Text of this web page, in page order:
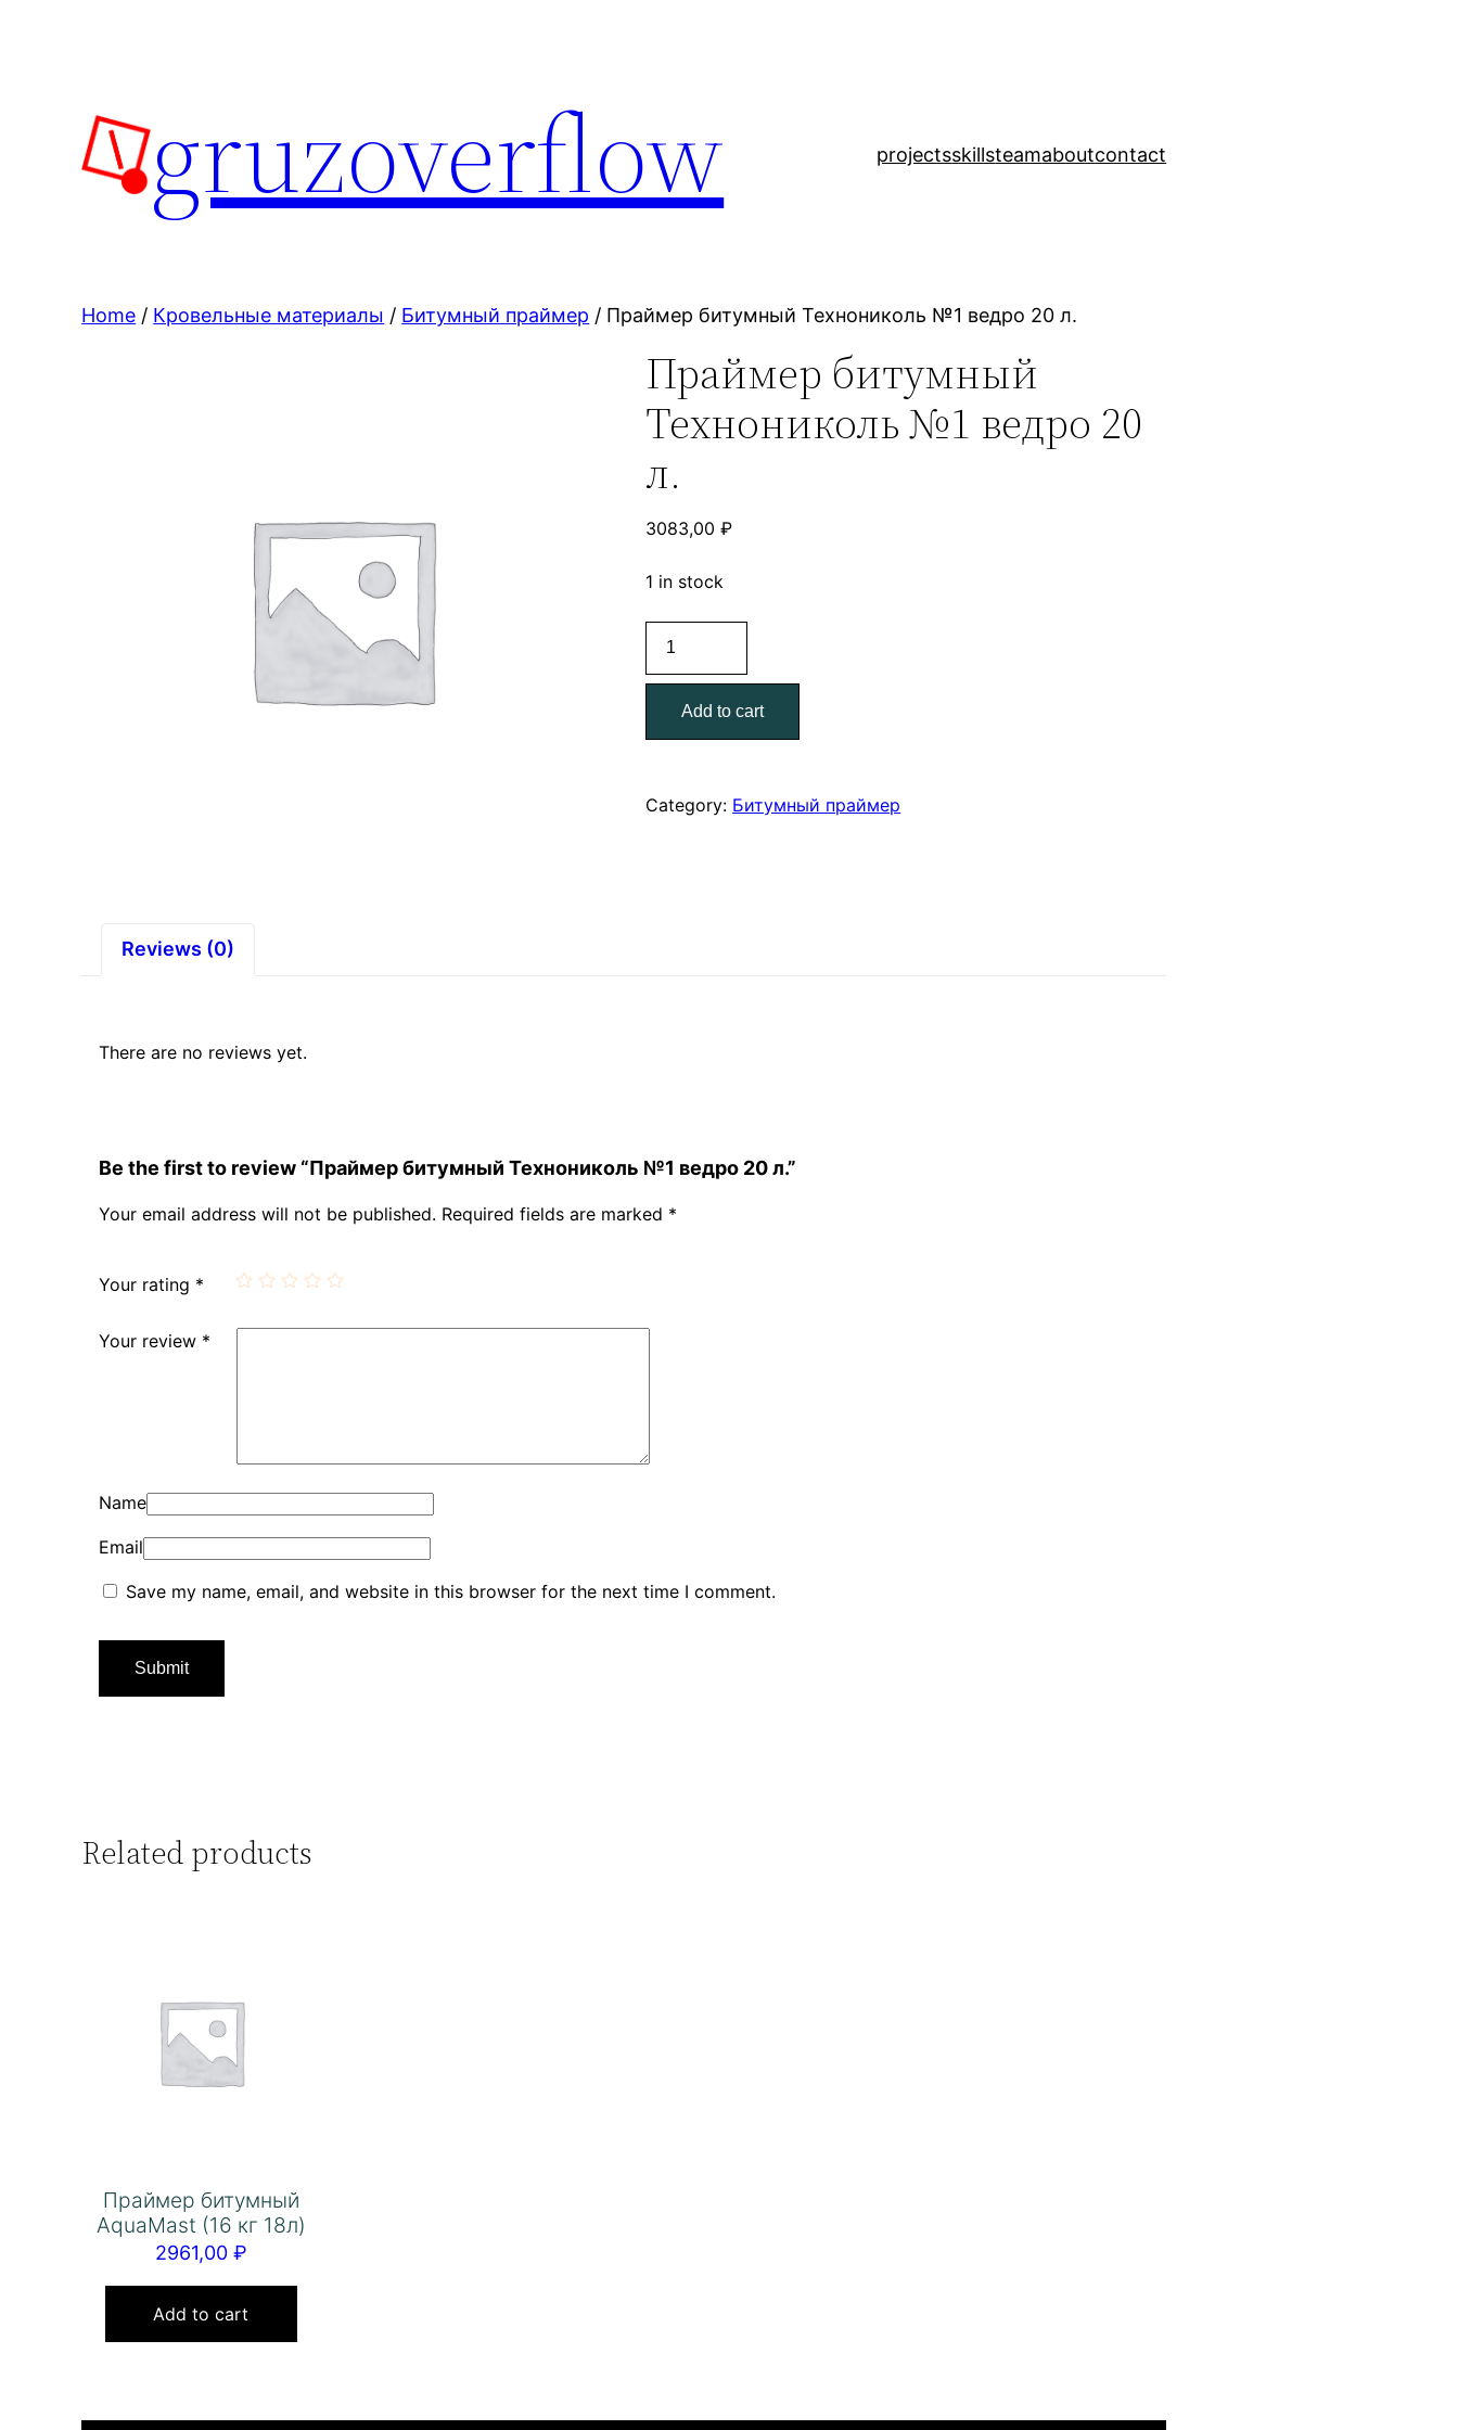
gruzoverflow projectsskillsteamaboutcontact
Home / Кровельные материалы / Битумный праймер / Праймер битумный Технониколь №1 ведро 20 л.
Праймер битумный
Технониколь №1 ведро 20
л.
3083,00₽
1 in stock
Технониколь
ведро
л.
Add to cart
Category: Битумный праймер
Reviews (0)
There are no reviews yet.
Be the first to review “Праймер битумный Технониколь №1 ведро 20 л.”
Your email address will not be published. Required fields are marked *
Your rating *
Your review *
Name
Email
Save my name, email, and website in this browser for the next time I comment.
Related products
Праймер битумный
AquaMast (16 кг 18л)
2961,00 ₽
Add to cart